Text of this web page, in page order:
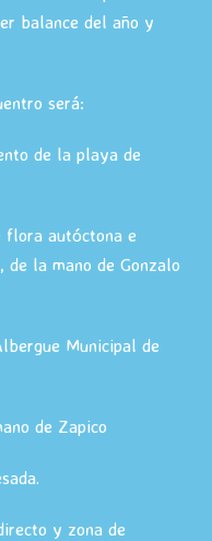
balance del año y
será:
de la playa de
flora autóctona e
de la mano de Gonzalo
Municipal de
de Zapico
y zona de